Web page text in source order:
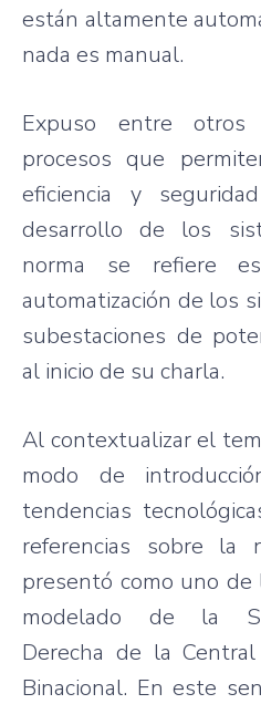
están altamente
nada es manual.
Expuso entre otros
procesos que
eficiencia y seguridad
desarrollo de los
norma se refiere
automatización de los
subestaciones de
al inicio de su charla.
Al contextualizarel
modo de
tendencias
referencias
sobre la
presentó como uno de
modelado de la
Derecha de la Central
Binacional. En este